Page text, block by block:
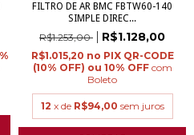
FILTRO DE AR BMC FBTW60-140
SIMPLE DIREC...
R$1.253,00 R$1.128,00
R$1.015,20
com
Boleto
12 x de R$94,00 sem juros